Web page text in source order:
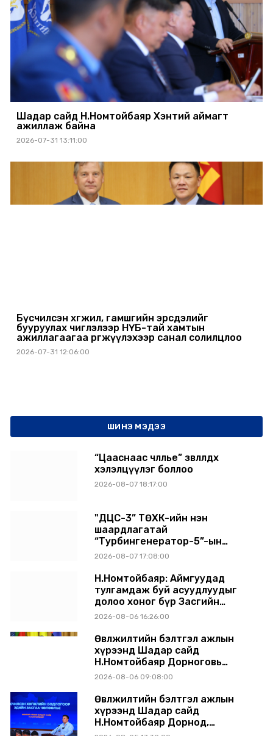
Шадар сайд Н.Номтойбаяр Хэнтий аймагт
ажиллаж байна
2026-07-31 13:11:00
Бүсчилсэн хөгжил, гамшгийн эрсдэлийг
бууруулах чиглэлээр НҮБ-тай хамтын
ажиллагаагаа өргөжүүлэхээр санал солилцлоо
2026-07-31 12:06:00
ШИНЭ МЭДЭЭ
“Цааснаас чөлөөлье” зөвлөлдөх
хэлэлцүүлэг боллоо
2026-08-07 18:17:00
"ДЦС-3” ТӨХК-ийн нэн
шаардлагатай
“Турбингенератор-5”-ын
шинэчлэлийн төсвийг
2026-08-07 17:08:00
Н.Номтойбаяр: Аймгуудад
тулгамдаж буй асуудлуудыг
долоо хоног бүр Засгийн
газрын хуралдаанд
2026-08-06 16:26:00
Өвөлжилтийн бэлтгэл ажлын
хүрээнд Шадар сайд
Н.Номтойбаяр Дорноговь
аймагт ажиллав
2026-08-06 09:08:00
Өвөлжилтийн бэлтгэл ажлын
хүрээнд Шадар сайд
Н.Номтойбаяр Дорнод,
Сүхбаатар аймагт ажиллав